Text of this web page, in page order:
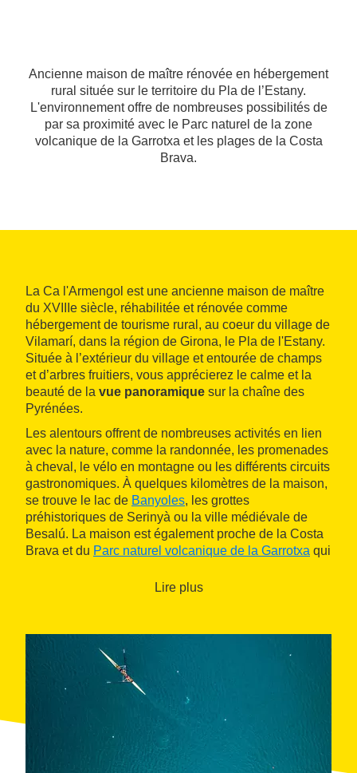
Ancienne maison de maître rénovée en hébergement
rural située sur le territoire du Pla de l’Estany.
L'environnement offre de nombreuses possibilités de
par sa proximité avec le Parc naturel de la zone
volcanique de la Garrotxa et les plages de la Costa
Brava.
La Ca l'Armengol est une ancienne maison de maître
du XVIIIe siècle, réhabilitée et rénovée comme
hébergement de tourisme rural, au coeur du village de
Vilamarí, dans la région de Girona, le Pla de l'Estany.
Située à l’extérieur du village et entourée de champs
et d’arbres fruitiers, vous apprécierez le calme et la
beauté de la vue panoramique sur la chaîne des
Pyrénées.
Les alentours offrent de nombreuses activités en lien
avec la nature, comme la randonnée, les promenades
à cheval, le vélo en montagne ou les différents circuits
gastronomiques. À quelques kilomètres de la maison,
se trouve le lac de Banyoles, les grottes
préhistoriques de Serinyà ou la ville médiévale de
Besalú. La maison est également proche de la Costa
Brava et du Parc naturel volcanique de la Garrotxa qui
d'activités pour rendre leur séjour inoubliable.
Lire plus